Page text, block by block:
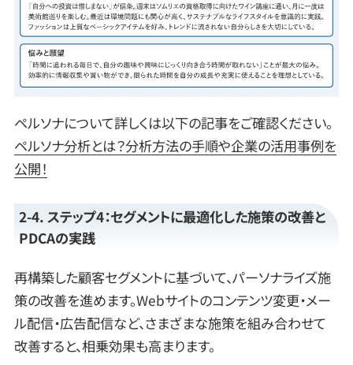
ペルソナについて詳しくは以下の記事をご確認ください。
ペルソナ分析とは？分析方法の手順や企業の活用事例を
公開！
2-4. ステップ4：セグメントに最適化した施策の改善と
PDCAの実践
再構築した顧客セグメントに基づいて、パーソナライズ施
策の改善を進めます。Webサイトのコンテンツ変更・メー
ル配信・広告配信など、さまざまな施策を組み合わせて
改善すると、相乗効果も高まります。